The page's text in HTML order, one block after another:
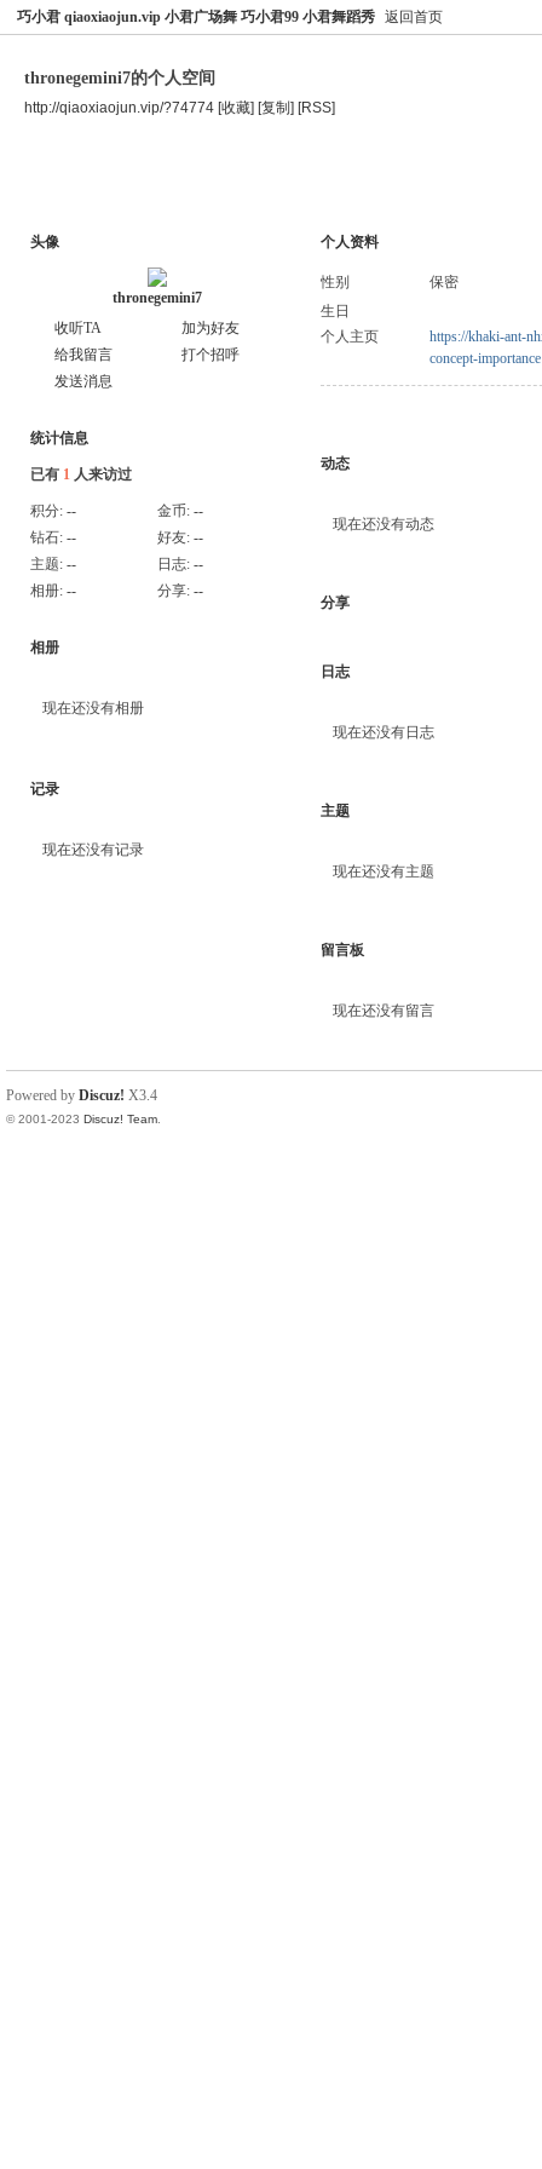
巧小君 qiaoxiaojun.vip 小君广场舞 巧小君99 小君舞蹈秀 返回首页
thronegemini7的个人空间
http://qiaoxiaojun.vip/?74774 [收藏] [复制] [RSS]
头像
thronegemini7
收听TA
加为好友
给我留言
打个招呼
发送消息
统计信息
已有 1 人来访过
积分: -- 金币: --
钻石: -- 好友: --
主题: -- 日志: --
相册: -- 分享: --
相册
现在还没有相册
记录
现在还没有记录
个人资料
性别
保密
生日
个人主页
https://khaki-ant-
concept-importance
动态
现在还没有动态
分享
日志
现在还没有日志
主题
现在还没有主题
留言板
现在还没有留言
Powered by Discuz! X3.4
© 2001-2023 Discuz! Team